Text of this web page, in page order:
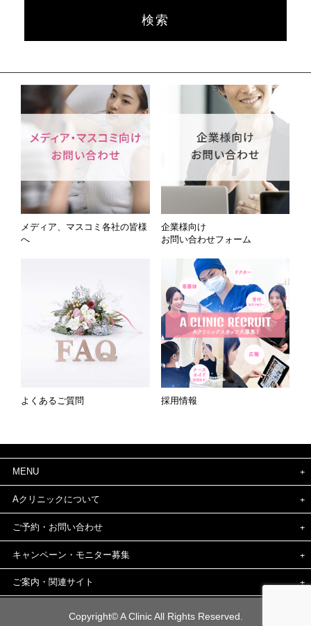
メディア、マスコミ各社の皆様
へ
企業様向け
お問い合わせフォーム
よくあるご質問 採用情報
MENU
Aクリニックについて
ご予約・お問い合わせ
キャンペーン・モニター募集
ご案内・関連サイト
Copyright© A Clinic All Rights Reserved.